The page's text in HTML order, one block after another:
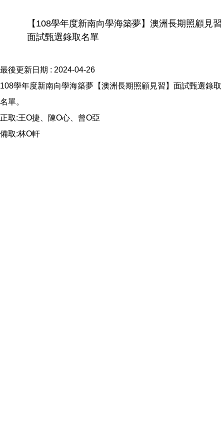
【108學年度新南向學海築夢】澳洲長期照顧見習
面試甄選錄取名單
最後更新日期 : 2024-04-26
108學年度新南向學海築夢【澳洲長期照顧見習】面試甄選錄取
名單。
正取:王O捷、陳O心、曾O亞
備取:林O軒